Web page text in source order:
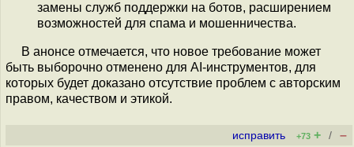
замены служб поддержки на ботов, расширением
возможностей для спама и мошенничества.
В анонсе отмечается, что новое требование может
быть выборочно отменено для AI-инструментов, для
которых будет доказано отсутствие проблем с авторским
правом, качеством и этикой.
исправить +73 + / –